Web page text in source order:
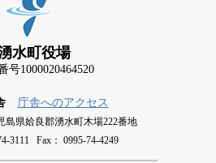
水町役場
号1000020464520
庁舎へのアクセス
島県姶良郡湧水町木場222番地
3111 Fax： 0995-74-4249